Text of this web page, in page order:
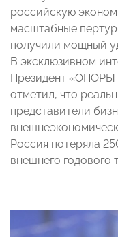
российскую
масштабные
получили мощный
В эксклюзивном
Президент
отметил, что
представители
Россия потеряла
внешнего годового